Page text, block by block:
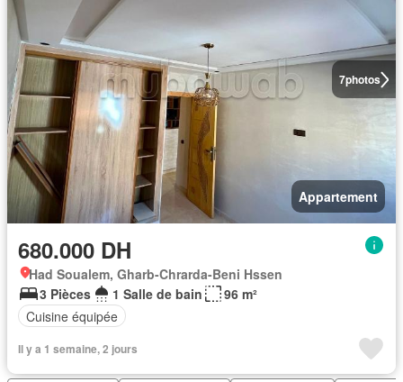
7photos
Appartement
680.000 DH
Had Soualem, Gharb-Chrarda-Beni Hssen
3 Pièces
1 Salle de bain
96 m²
Cuisine équipée
Il y a 1 semaine, 2 jours